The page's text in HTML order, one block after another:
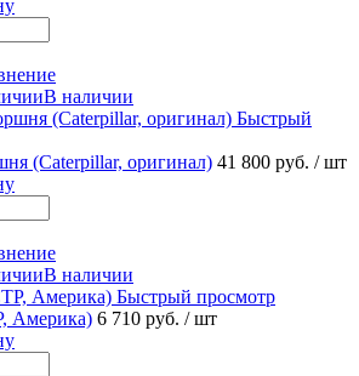
В наличии
Быстрый
(Caterpillar, оригинал) 41 800 руб. / шт
В наличии
Быстрый просмотр
Америка) 6 710 руб. / шт